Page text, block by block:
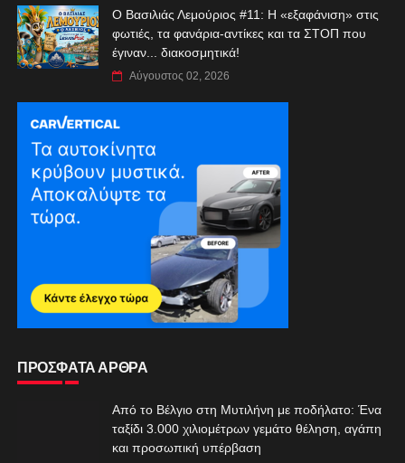
Ο Βασιλιάς Λεμούριος #11: Η «εξαφάνιση» στις
φωτιές, τα φανάρια-αντίκες και τα ΣΤΟΠ που
έγιναν... διακοσμητικά!
Αύγουστος 02, 2026
ΠΡΟΣΦΑΤΑ ΑΡΘΡΑ
Από το Βέλγιο στη Μυτιλήνη με ποδήλατο: Ένα
ταξίδι 3.000 χιλιομέτρων γεμάτο θέληση, αγάπη
και προσωπική υπέρβαση